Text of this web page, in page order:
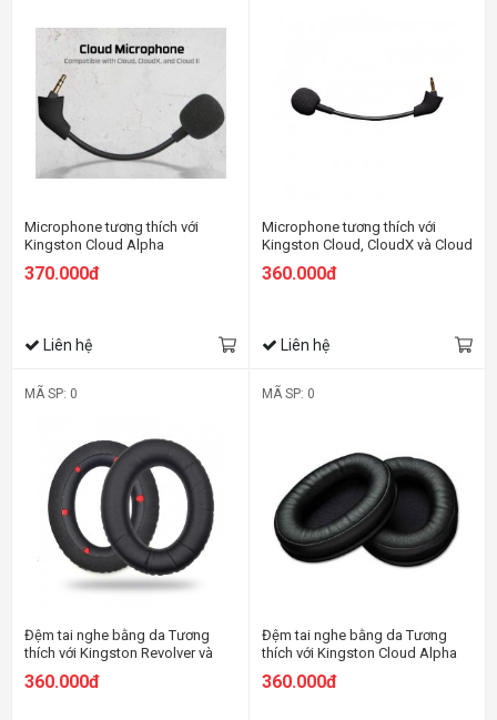
Microphone tương thích với
Kingston Cloud Alpha
370.000đ
Liên hệ
Microphone tương thích với
Kingston Cloud, CloudX và Cloud
II
360.000đ
Liên hệ
MÃ SP: 0
Đệm tai nghe bằng da Tương
thích với Kingston Revolver và
360.000đ
MÃ SP: 0
Đệm tai nghe bằng da Tương
thích với Kingston Cloud Alpha
360.000đ